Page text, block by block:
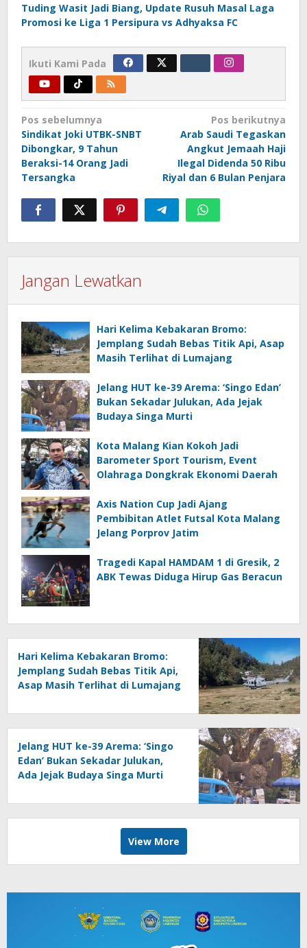
Tuding Wasit Jadi Biang, Update Rusuh Masal Laga
Promosi ke Liga 1 Persipura vs Adhyaksa FC
Ikuti Kami Pada
Navigasi
pos
Pos sebelumnya
Sindikat Joki UTBK-SNBT
Dibongkar, 9 Tahun
Beraksi-14 Orang Jadi
Tersangka
Pos berikutnya
Arab Saudi Tegaskan
Angkut Jemaah Haji
Ilegal Didenda 50 Ribu
Riyal dan 6 Bulan Penjara
Jangan Lewatkan
Hari Kelima Kebakaran Bromo:
Jemplang Sudah Bebas Titik Api, Asap
Masih Terlihat di Lumajang
Jelang HUT ke-39 Arema: ‘Singo Edan’
Bukan Sekadar Julukan, Ada Jejak
Budaya Singa Murti
Kota Malang Kian Kokoh Jadi
Barometer Sport Tourism, Event
Olahraga Dongkrak Ekonomi Daerah
Axis Nation Cup Jadi Ajang
Pembibitan Atlet Futsal Kota Malang
Jelang Porprov Jatim
Tragedi Kapal HAMDAM 1 di Gresik, 2
ABK Tewas Diduga Hirup Gas Beracun
Hari Kelima Kebakaran Bromo:
Jemplang Sudah Bebas Titik Api,
Asap Masih Terlihat di Lumajang
Jelang HUT ke-39 Arema: ‘Singo
Edan’ Bukan Sekadar Julukan,
Ada Jejak Budaya Singa Murti
View More